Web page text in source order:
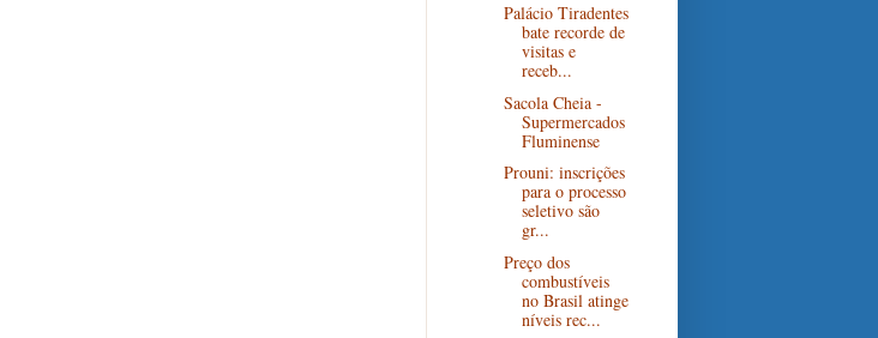
Palácio Tiradentes
bate recorde de
visitas e
receb...
Sacola Cheia -
Supermercados
Fluminense
Prouni: inscrições
para o processo
seletivo são
gr...
Preço dos
combustíveis
no Brasil atinge
níveis rec...